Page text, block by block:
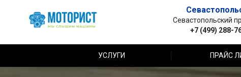
Севастопольский
+7 (499) 288-
УСЛУГИ ПРАЙС